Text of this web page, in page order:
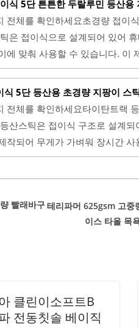
재로 제작되어 내구성이 우수
은 초보자부터 숙련자까지 모두
니다. 디자인 또한 깔끔하고 세
..
식 5단 튼튼한 두랄루민 등산용
전체를 확인하세요초경량 접이
은 접이식으로 설계되어 있어
에 맞춰 사용할 수 있습니다. 이
, 험한 산행에서도 안정적인
편하여 누구나 쉽게 사용할 수
이 적습니다. 또한, 3단으로 접
수 있는 사이즈입니다. 그립감이
니다.디자인은 세련된 빨간색으
식 5단 등산용 초경량 지팡이 스
전체를 확인하세요타이탄트랙
산스틱은 접이식 구조로 설계
작되어 무게가 가벼워 장시간 사
조절이 가능하여 키가 150cm
다. 바닥의 고무 팁은 접지력
니다. 올블랙 디자인은 깔끔하고
빨래바구테리파머 625gsm 고중
이스 타올 목
클린이소프트B
전동칫솔 베이직